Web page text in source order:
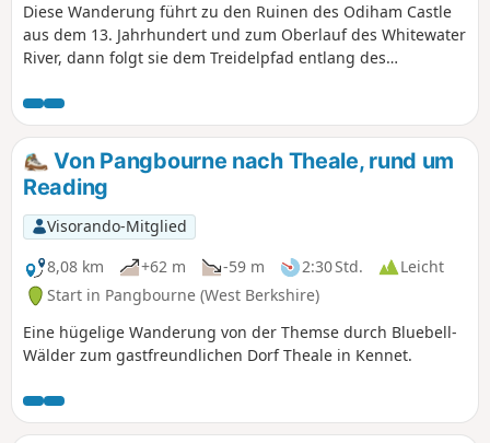
Diese Wanderung führt zu den Ruinen des Odiham Castle
aus dem 13. Jahrhundert und zum Oberlauf des Whitewater
River, dann folgt sie dem Treidelpfad entlang des
Von Pangbourne nach Theale, rund um
Reading
Visorando-Mitglied
8,08 km
+62 m -59 m 2:30 Std.
Leicht
Start in Pangbourne (West Berkshire)
Eine hügelige Wanderung von der Themse durch Bluebell-
Wälder zum gastfreundlichen Dorf Theale in Kennet.